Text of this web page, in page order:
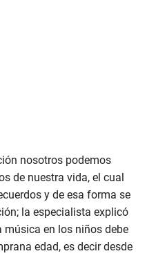
nosotros podemos
de nuestra vida, el cual
y de esa forma se
la especialista explicó
música en los niños debe
edad, es decir desde